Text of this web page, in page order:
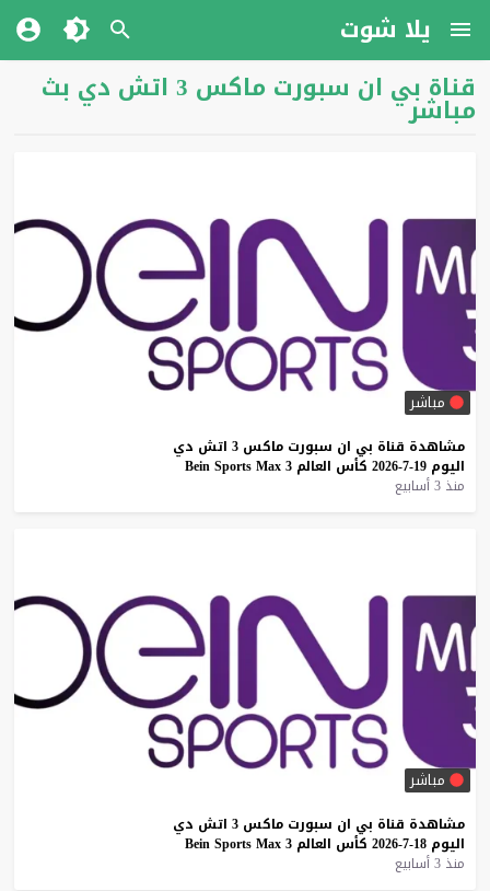
يلا شوت
قناة بي ان سبورت ماكس 3 اتش دي بث
مباشر
مباشر
مشاهدة قناة بي ان سبورت ماكس 3 اتش دي
اليوم 19-7-2026 كأس العالم Bein Sports Max 3
منذ 3 أسابيع
مباشر
مشاهدة قناة بي ان سبورت ماكس 3 اتش دي
اليوم 18-7-2026 كأس العالم Bein Sports Max 3
منذ 3 أسابيع